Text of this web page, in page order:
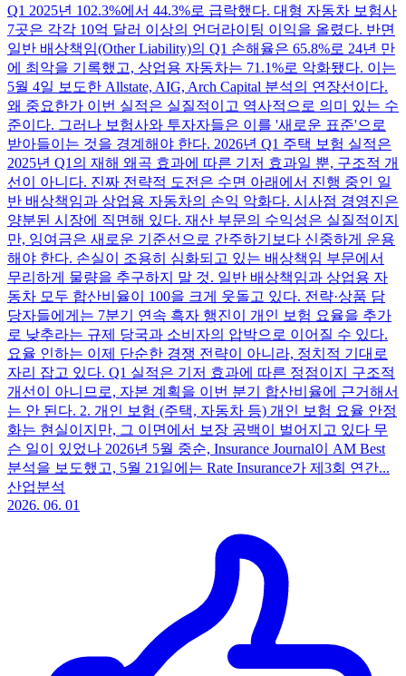
Q1 2025년 102.3%에서 44.3%로 급락했다. 대형 자동차 보험사
7곳은 각각 10억 달러 이상의 언더라이팅 이익을 올렸다. 반면
일반 배상책임(Other Liability)의 Q1 손해율은 65.8%로 24년 만
에 최악을 기록했고, 상업용 자동차는 71.1%로 악화됐다. 이는
5월 4일 보도한 Allstate, AIG, Arch Capital 분석의 연장선이다.
왜 중요한가 이번 실적은 실질적이고 역사적으로 의미 있는 수
준이다. 그러나 보험사와 투자자들은 이를 '새로운 표준'으로
받아들이는 것을 경계해야 한다. 2026년 Q1 주택 보험 실적은
2025년 Q1의 재해 왜곡 효과에 따른 기저 효과일 뿐, 구조적 개
선이 아니다. 진짜 전략적 도전은 수면 아래에서 진행 중인 일
반 배상책임과 상업용 자동차의 손익 악화다. 시사점 경영진은
양분된 시장에 직면해 있다. 재산 부문의 수익성은 실질적이지
만, 잉여금은 새로운 기준선으로 간주하기보다 신중하게 운용
해야 한다. 손실이 조용히 심화되고 있는 배상책임 부문에서
무리하게 물량을 추구하지 말 것. 일반 배상책임과 상업용 자
동차 모두 합산비율이 100을 크게 웃돌고 있다. 전략·상품 담
당자들에게는 7분기 연속 흑자 행진이 개인 보험 요율을 추가
로 낮추라는 규제 당국과 소비자의 압박으로 이어질 수 있다.
요율 인하는 이제 단순한 경쟁 전략이 아니라, 정치적 기대로
자리 잡고 있다. Q1 실적은 기저 효과에 따른 정점이지 구조적
개선이 아니므로, 자본 계획을 이번 분기 합산비율에 근거해서
는 안 된다. 2. 개인 보험 (주택, 자동차 등) 개인 보험 요율 안정
화는 현실이지만, 그 이면에서 보장 공백이 벌어지고 있다 무
슨 일이 있었나 2026년 5월 중순, Insurance Journal이 AM Best
분석을 보도했고, 5월 21일에는 Rate Insurance가 제3회 연간...
산업분석
2026. 06. 01